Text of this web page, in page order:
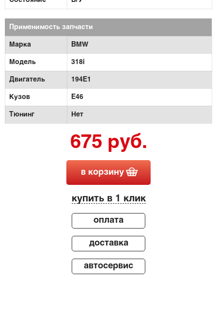
Применимость запчасти
Марка BMW
Модель 318i
Двигатель 194E1
Кузов E46
Тюнинг Нет
675 руб.
в корзину
купить в 1 клик
оплата
доставка
автосервис